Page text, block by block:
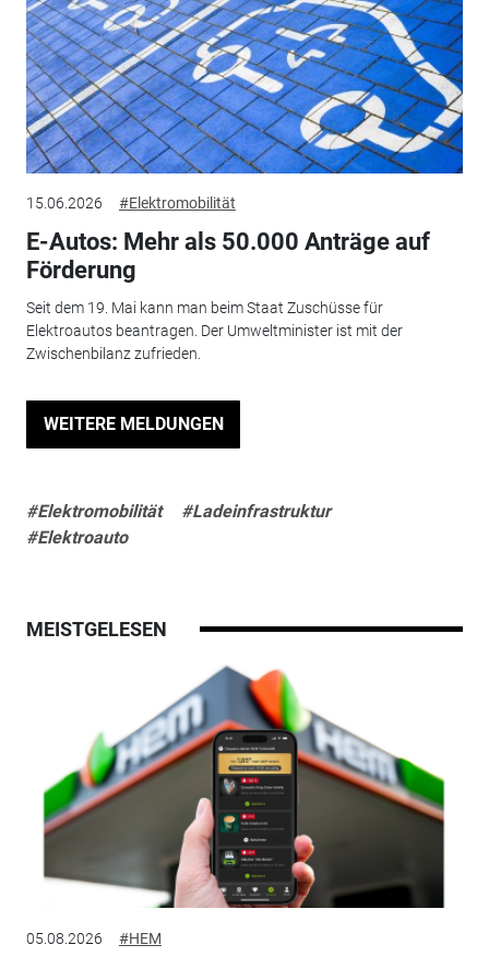
15.06.2026 #Elektromobilität
E-Autos: Mehr als 50.000 Anträge auf
Förderung
Seit dem 19. Mai kann man beim Staat Zuschüsse für
Elektroautos beantragen. Der Umweltminister ist mit der
Zwischenbilanz zufrieden.
WEITERE MELDUNGEN
#Elektromobilität
#Ladeinfrastruktur
#Elektroauto
MEISTGELESEN
05.08.2026 #HEM